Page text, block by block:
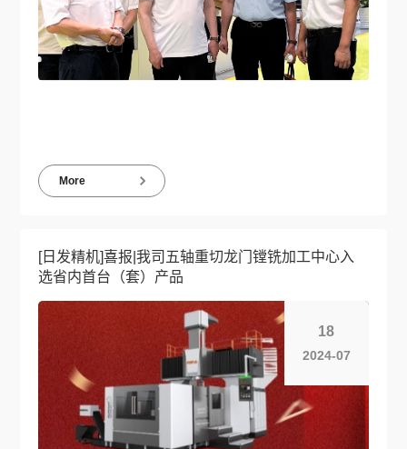
More
[日发精机]喜报|我司五轴重切龙门镗铣加工中心入
选省内首台（套）产品
18
2024-07